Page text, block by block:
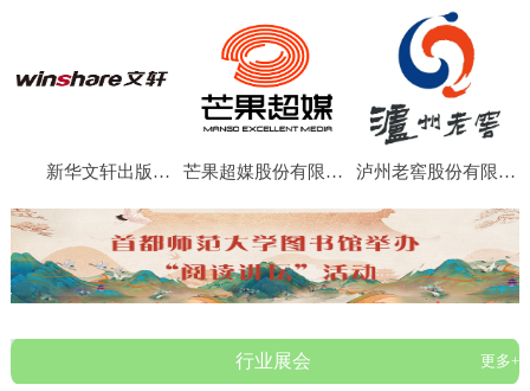
新华文轩出版传媒股份有限公司 芒果超媒股份有限公司 泸州老窖股份有限公司
行业展会 更多+